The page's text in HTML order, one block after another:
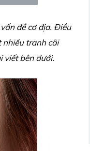
đề cơ địa. Điều
nhiều tranh cãi
viết bên dưới.